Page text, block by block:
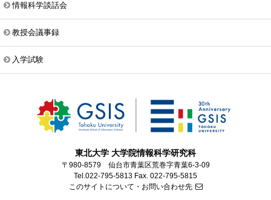
情報科学談話会
教授会議事録
入学試験
東北大学 大学院情報科学研究科
〒980-8579 仙台市青葉区荒巻字青葉6-3-09
Tel.022-795-5813 Fax. 022-795-5815
このサイトについて・お問い合わせ先